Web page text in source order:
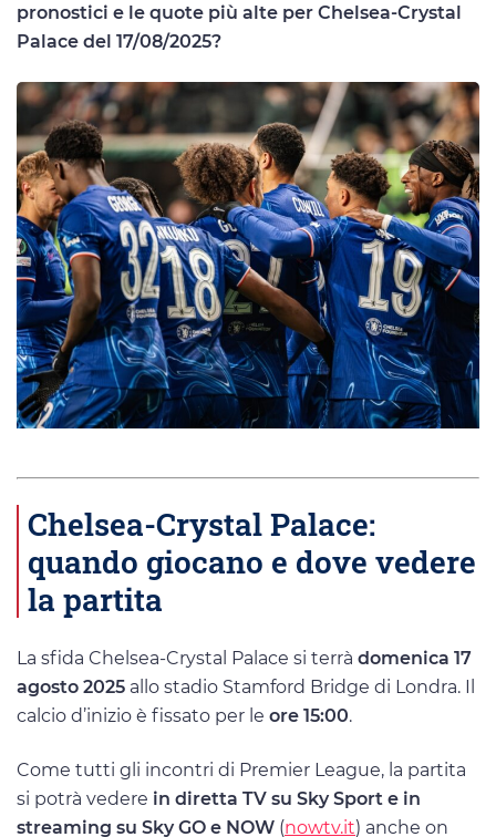
pronostici e le quote più alte per Chelsea-Crystal
Palace del 17/08/2025?
Chelsea-Crystal Palace:
quando giocano e dove vedere
la partita
La sfida Chelsea-Crystal Palace si terrà domenica 17
agosto 2025 allo stadio Stamford Bridge di Londra. Il
calcio d’inizio è fissato per le ore 15:00.
Come tutti gli incontri di Premier League, la partita
si potrà vedere in diretta TV su Sky Sport e in
streaming su Sky GO e NOW (nowtv.it) anche on